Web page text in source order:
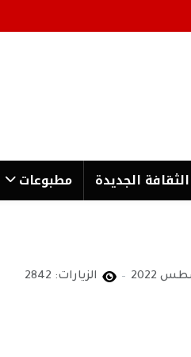
الثقافة الجدیدة مطبوعات
الزيارات: 2842